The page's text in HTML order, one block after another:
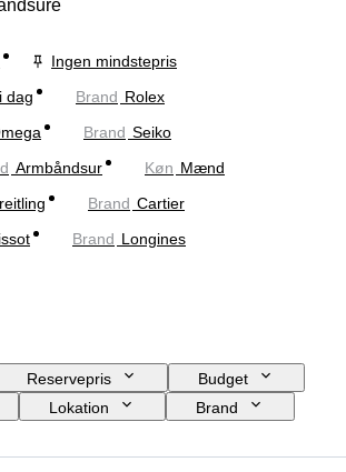
Ingen mindstepris
dag
Brand Rolex
Brand Seiko
Armbåndsur Køn Mænd
Brand Cartier
Brand Longines
Reservepris
Budget
Lokation
Brand